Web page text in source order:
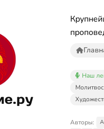
Наш
Авторы: А